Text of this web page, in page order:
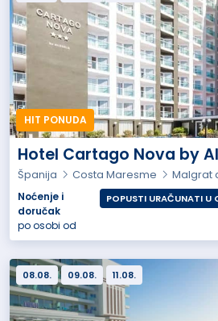
HIT PONUDA
Hotel Cartago Nova by
Španija Costa Maresme
Malgrat
Noćenje i
doručak
po osobi od
POPUSTI URAČUNATI U
08.08. 09.08. 11.08.